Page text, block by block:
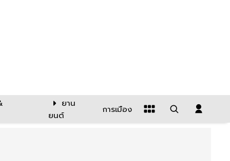
ยาน
ยนต์
การเมือง